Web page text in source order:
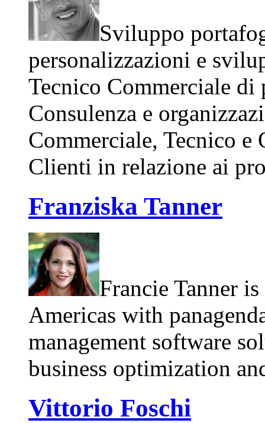
Sviluppo
personalizzazioni e
Tecnico Commerciale di
Consulenza e
Commerciale, Tecnico e
Clienti in relazione ai
Franziska Tanner
Francie Tanner
Americas with
management software
business optimization
Vittorio Foschi